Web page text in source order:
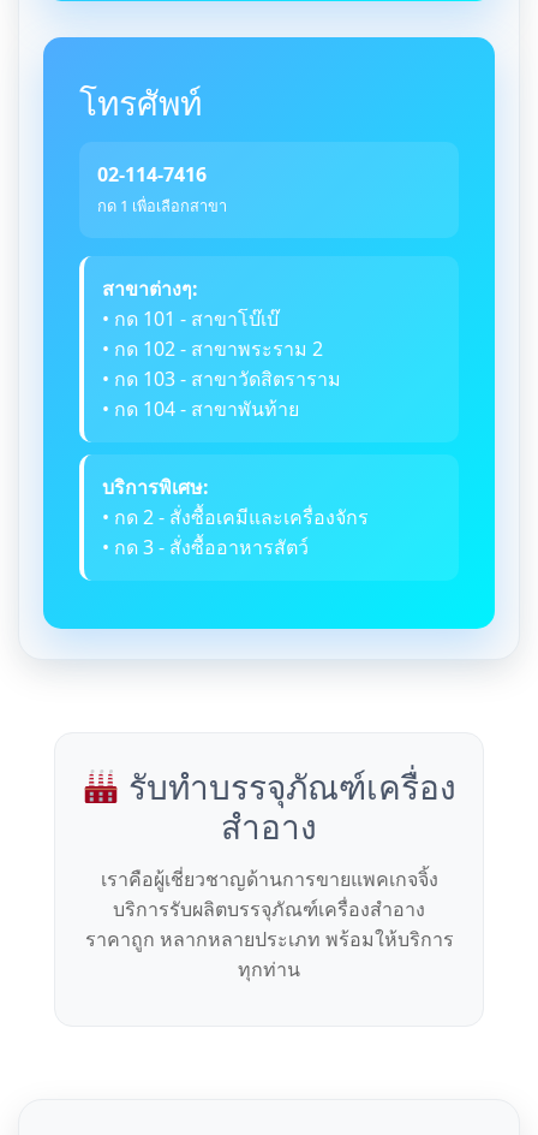
โทรศัพท์
02-114-7416
กด 1 เพื่อเลือกสาขา
สาขาต่างๆ:
• กด 101 - สาขาโบ๊เบ๊
• กด 102 - สาขาพระราม 2
• กด 103 - สาขาวัดสิตราราม
• กด 104 - สาขาพันท้าย
บริการพิเศษ:
• กด 2 - สั่งซื้อเคมีและเครื่องจักร
• กด 3 - สั่งซื้ออาหารสัตว์
รับทำบรรจุภัณฑ์เครื่อง
สำอาง
เราคือผู้เชี่ยวชาญด้านการขายแพคเกจจิ้ง
บริการรับผลิตบรรจุภัณฑ์เครื่องสำอาง
ราคาถูก หลากหลายประเภท พร้อมให้บริการ
ทุกท่าน